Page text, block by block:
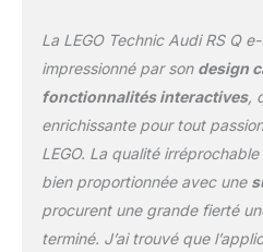
lors
le
: le
plus
sets
La LEGO Technic Audi RS Q
impressionné par son design
fonctionnalités interactives,
enrichissante pour tout
LEGO. La qualité
bien proportionnée avec une
procurent une grande fierté
terminé. J’ai trouvé que